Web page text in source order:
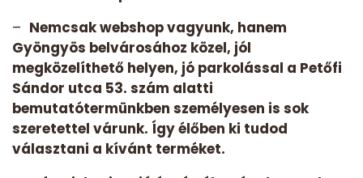
– Nemcsak webshop vagyunk, hanem
Gyöngyös belvárosához közel, jól
megközelíthető helyen, jó parkolással a Petőfi
Sándor utca 53. szám alatti
bemutatótermünkben személyesen is sok
szeretettel várunk. Így élőben ki tudod
választani a kívánt terméket.